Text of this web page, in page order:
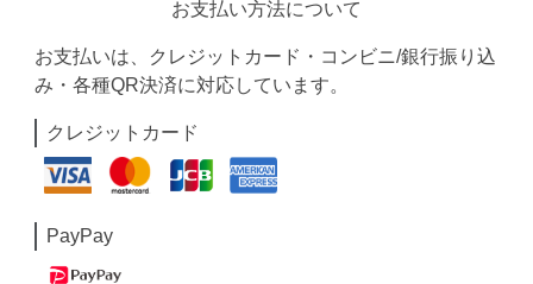
お支払い方法について
お支払いは、クレジットカード・コンビニ/銀行振り込
み・各種QR決済に対応しています。
クレジットカード
PayPay